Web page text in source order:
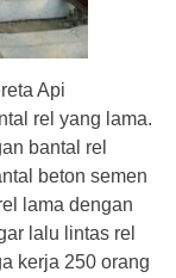
Api
rel yang lama.
bantal rel
beton semen
lama dengan
lalu lintas rel
kerja 250 orang